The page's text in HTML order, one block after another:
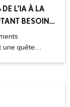
L’IA À LA
BESOIN
une quête